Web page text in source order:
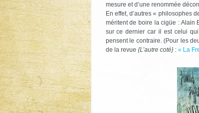
mesure et d’une renommée
En effet, d’autres « philosophes
méritent de boire la cigüe : Alain
sur ce dernier car il est celui
pensent le contraire. (Pour les
de la revue {L’autre coté}: « La